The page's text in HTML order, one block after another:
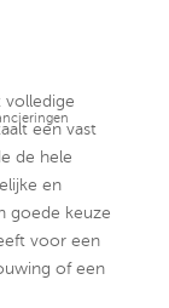
volledige
een vast
de hele
en
goede keuze
voor een
of een